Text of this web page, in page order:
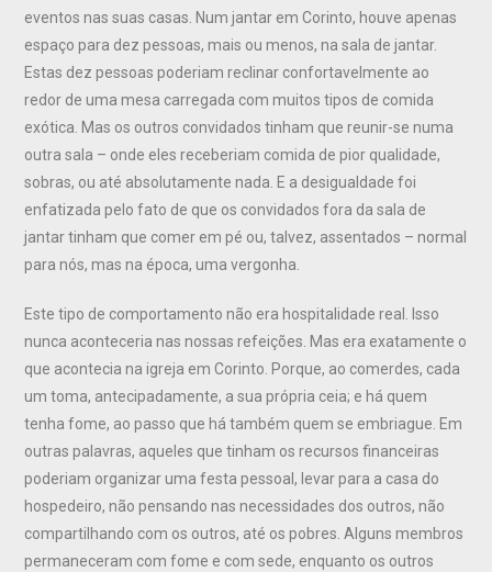
eventos nas suas casas. Num jantar em Corinto, houve apenas
espaço para dez pessoas, mais ou menos, na sala de jantar.
Estas dez pessoas poderiam reclinar confortavelmente ao
redor de uma mesa carregada com muitos tipos de comida
exótica. Mas os outros convidados tinham que reunir-se numa
outra sala – onde eles receberiam comida de pior qualidade,
sobras, ou até absolutamente nada. E a desigualdade foi
enfatizada pelo fato de que os convidados fora da sala de
jantar tinham que comer em pé ou, talvez, assentados – normal
para nós, mas na época, uma vergonha.
Este tipo de comportamento não era hospitalidade real. Isso
nunca aconteceria nas nossas refeições. Mas era exatamente o
que acontecia na igreja em Corinto. Porque, ao comerdes, cada
um toma, antecipadamente, a sua própria ceia; e há quem
tenha fome, ao passo que há também quem se embriague. Em
outras palavras, aqueles que tinham os recursos financeiras
poderiam organizar uma festa pessoal, levar para a casa do
hospedeiro, não pensando nas necessidades dos outros, não
compartilhando com os outros, até os pobres. Alguns membros
permaneceram com fome e com sede, enquanto os outros